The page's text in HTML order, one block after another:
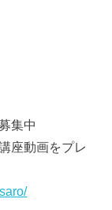
集中
座動画をプレ